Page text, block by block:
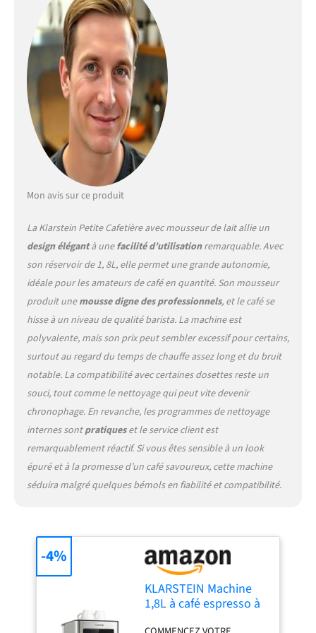
faire ressortir la saveur riche
du café et avoir une crème
mousseuse tout en le
gardant bien au chaud pour
un café matinal de qualité.
ÉLÉGANCE ET
FONCTIONNALITÉ : La
machine a cafe a un boîtier
en acier inoxydable poli aux
courbes fluides qui
conviennent à toute
lorsque des invités sont
présents. MOUSSE DE
QUALITÉ : La cafetière avec
mousseur à lait crée une
mousse crémeuse, comme
une machine a café
professionelle. Le réservoir
de 1,8L de la petite cafetiere
electrique permet de
préparer plusieurs tasses et
être facilement retiré et
ET À NETTOYER : Nos
cafetières, machines à café
et machines à expresso sont
simples à utiliser et tout
aussi faciles à nettoyer.
Utilisez la fonction de
nettoyage automatique
Mon avis sur ce produit
La Klarstein Petite Cafetière avec mousseur de lait allie un
design élégantà unefacilité d’utilisationremarquable. Avec
son réservoir de 1, 8L, elle permet une grande autonomie,
idéale pour les amateurs de café en quantité. Son mousseur
produit unemousse digne des professionnels, et le café se
hisse à un niveau de qualité barista. La machine est
polyvalente, mais son prix peut sembler excessif pour certains,
surtout au regard du temps de chauffe assez long et du bruit
notable. La compatibilité avec certaines dosettes reste un
souci, tout comme le nettoyage qui peut vite devenir
chronophage. En revanche, les programmes de nettoyage
internes sontpratiqueset le service client est
remarquablement réactif. Si vous êtes sensible à un look
épuré et à la promesse d’un café savoureux, cette machine
séduira malgré quelques bémols en fiabilité et compatibilité.
KLARSTEIN Machine
1,8L à café espresso à
-4%